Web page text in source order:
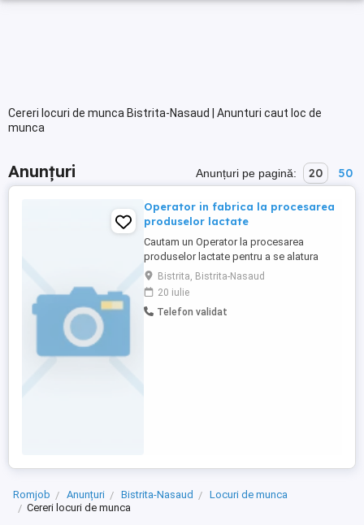
Cereri locuri de munca Bistrita-Nasaud | Anunturi caut loc de
munca
Anunțuri Anunțuri pe pagină: 20 50
Operator in fabrica la procesarea
produselor lactate
Cautam un Operator la procesarea
produselor lactate pentru a se alatura
echipei noastre. Candidatul ideal va fi
responsabil de operarea echipamentelor
specifice procesarii laptelui si a
produselor lactate, asigurand respectarea
Bistrita, Bistrita-Nasaud
20 iulie
Telefon validat
Romjob Anunțuri Bistrita-Nasaud
Locuri de munca
Cereri locuri de munca